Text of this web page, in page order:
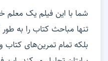
شما با این فیلم یک معلم
تنها مباحث کتاب را به
بلکه تمام تمرین‌های کتاب